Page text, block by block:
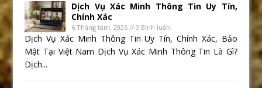
Dịch Vụ Xác Minh Thông Tin Uy Tín,
Chính Xác
6 Tháng tám, 2026 // 0 Bình luận
Dịch Vụ Xác Minh Thông Tin Uy Tín, Chính Xác, Bảo
Mật Tại Việt Nam Dịch Vụ Xác Minh Thông Tin Là Gì?
Dịch...